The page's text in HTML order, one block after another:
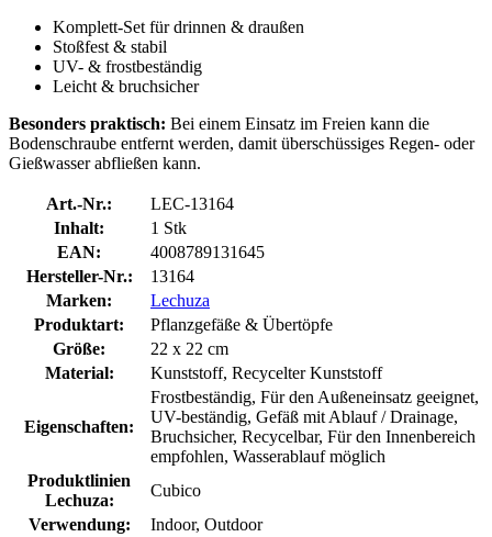
Komplett-Set für drinnen & draußen
Stoßfest & stabil
UV- & frostbeständig
Leicht & bruchsicher
Besonders praktisch: Bei einem Einsatz im Freien kann die
Bodenschraube entfernt werden, damit überschüssiges Regen- oder
Gießwasser abfließen kann.
Art.-Nr.:
LEC-13164
Inhalt:
1 Stk
EAN:
4008789131645
Hersteller-Nr.:
13164
Marken:
Lechuza
Produktart:
Pflanzgefäße & Übertöpfe
Größe:
22 x 22 cm
Material:
Kunststoff, Recycelter Kunststoff
Eigenschaften:
Frostbeständig, Für den Außeneinsatz geeignet,
UV-beständig, Gefäß mit Ablauf / Drainage,
Bruchsicher, Recycelbar, Für den Innenbereich
empfohlen, Wasserablauf möglich
Produktlinien
Lechuza:
Cubico
Verwendung:
Indoor, Outdoor